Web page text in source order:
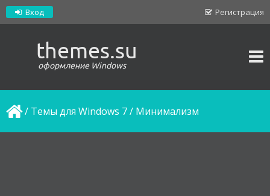
Регистрация
Вход
themes.su
оформление Windows
/ Темы для Windows 7/ Минимализм